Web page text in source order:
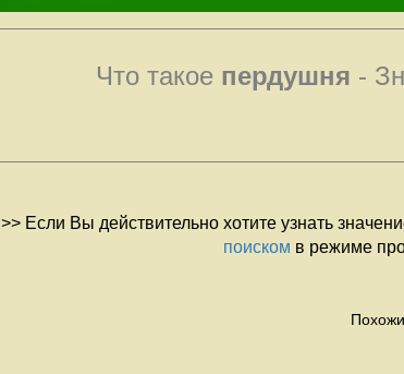
Что такое пердушня -
>> Если Вы действительно хотите узнать
поиском в режиме